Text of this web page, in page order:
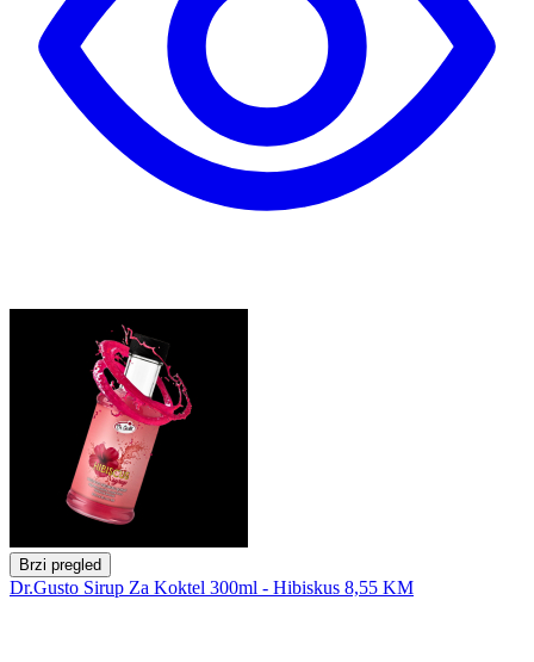
Brzi pregled
Dr.Gusto Sirup Za Koktel 300ml - Hibiskus 8,55 KM